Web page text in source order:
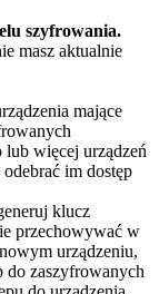
szyfrowania.
masz aktualnie
mające
więcej urządzeń
odebrać im dostęp
klucz
przechowywać w
urządzeniu,
do zaszyfrowanych